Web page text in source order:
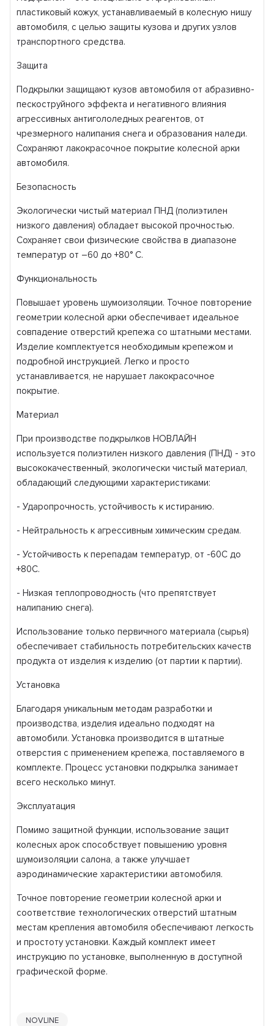
пластиковый кожух, устанавливаемый в колесную нишу
автомобиля, с целью защиты кузова и других узлов
транспортного средства.
Защита
Подкрылки защищают кузов автомобиля от абразивно-
пескоструйного эффекта и негативного влияния
агрессивных антигололедных реагентов, от
чрезмерного налипания снега и образования наледи.
Сохраняют лакокрасочное покрытие колесной арки
автомобиля.
Безопасность
Экологически чистый материал ПНД (полиэтилен
низкого давления) обладает высокой прочностью.
Сохраняет свои физические свойства в диапазоне
температур от –60 до +80° С.
Функциональность
Повышает уровень шумоизоляции. Точное повторение
геометрии колесной арки обеспечивает идеальное
совпадение отверстий крепежа со штатными местами.
Изделие комплектуется необходимым крепежом и
подробной инструкцией. Легко и просто
устанавливается, не нарушает лакокрасочное
покрытие.
Материал
При производстве подкрылков НОВЛАЙН
используется полиэтилен низкого давления (ПНД) - это
высококачественный, экологически чистый материал,
обладающий следующими характеристиками:
- Ударопрочность, устойчивость к истиранию.
- Нейтральность к агрессивным химическим средам.
- Устойчивость к перепадам температур, от -60С до
+80С.
- Низкая теплопроводность (что препятствует
налипанию снега).
Использование только первичного материала (сырья)
обеспечивает стабильность потребительских качеств
продукта от изделия к изделию (от партии к партии).
Установка
Благодаря уникальным методам разработки и
производства, изделия идеально подходят на
автомобили. Установка производится в штатные
отверстия с применением крепежа, поставляемого в
комплекте. Процесс установки подкрылка занимает
всего несколько минут.
Эксплуатация
Помимо защитной функции, использование защит
колесных арок способствует повышению уровня
шумоизоляции салона, а также улучшает
аэродинамические характеристики автомобиля.
Точное повторение геометрии колесной арки и
соответствие технологических отверстий штатным
местам крепления автомобиля обеспечивают легкость
и простоту установки. Каждый комплект имеет
инструкцию по установке, выполненную в доступной
графической форме.
NOVLINE